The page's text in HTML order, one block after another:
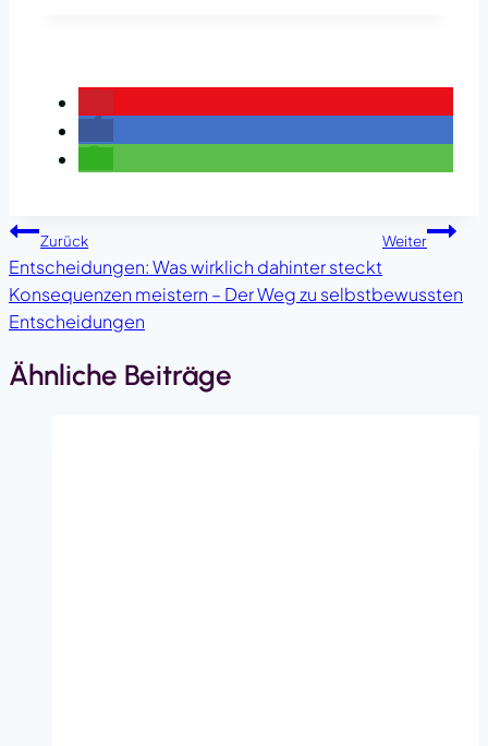
Beitragsnavigation
Zurück
Entscheidungen: Was wirklich dahinter steckt
Weiter
Konsequenzen meistern – Der Weg zu selbstbewussten
Entscheidungen
Ähnliche Beiträge